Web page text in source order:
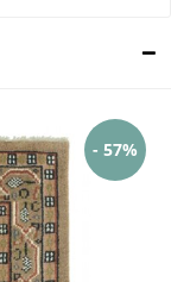
- 57%